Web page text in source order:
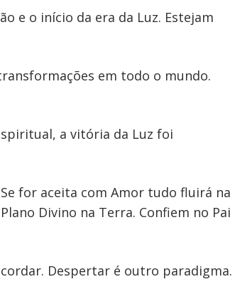
e o início da era da Luz. Estejam
em todo o mundo.
a vitória da Luz foi
for aceita com Amor tudo fluirá na
Divino na Terra. Confiem no Pai
Despertar é outro paradigma.